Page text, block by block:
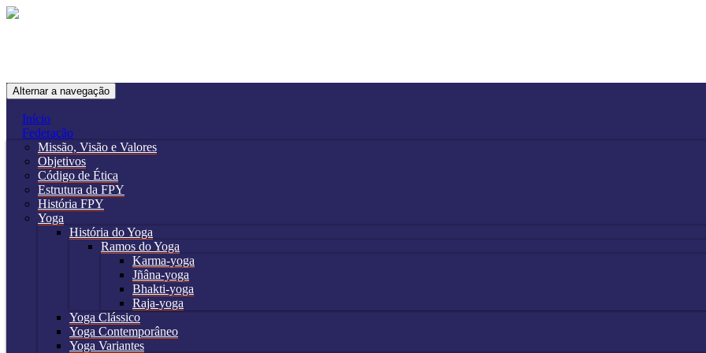
Skip to content
Alternar a navegação
Início
Federação
Missão, Visão e Valores
Objetivos
Código de Ética
Estrutura da FPY
História FPY
Yoga
História do Yoga
Ramos do Yoga
Karma-yoga
Jñâna-yoga
Bhakti-yoga
Raja-yoga
Yoga Clássico
Yoga Contemporâneo
Yoga Variantes